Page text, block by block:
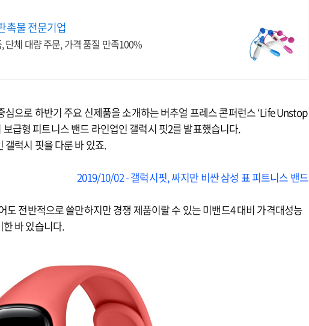
촉물 전문기업
단체 대량 주문, 가격 품질 만족100%
으로 하반기 주요 신제품을 소개하는 버추얼 프레스 콘퍼런스 ‘Life Unstop
급형 피트니스 밴드 라인업인 갤럭시 핏2를 발표했습니다.
갤럭시 핏을 다룬 바 있죠.
2019/10/02 - 갤럭시핏, 싸지만 비싼 삼성 표 피트니스 밴드
도 전반적으로 쓸만하지만 경쟁 제품이랄 수 있는 미밴드4 대비 가격대성능
바 있습니다.